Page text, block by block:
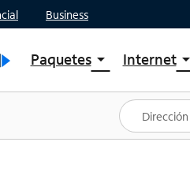
Business
Paquetesarrow_drop_down
Ver paquetes
Spectrum One
Mejores ofertas
Internetarrow_drop_down
Planes